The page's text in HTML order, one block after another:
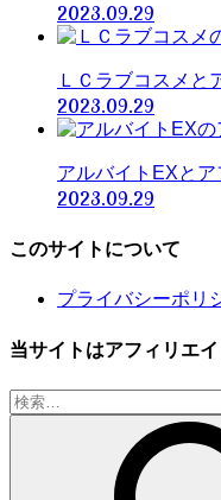
2023.09.29
ＬＣラブコスメと
2023.09.29
アルバイトEXと
2023.09.29
このサイトについて
プライバシーポリ
当サイトはアフィリエ
検
索: